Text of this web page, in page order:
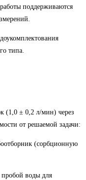
поддерживаются
типа.
(1,0 ± 0,2 л/мин) через
от решаемой задачи:
(сорбционную
пробой воды для